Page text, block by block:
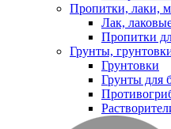
Пропитки, лаки,
Лак,
Пропитки
Грунты,
Грунтовки
Грунты для